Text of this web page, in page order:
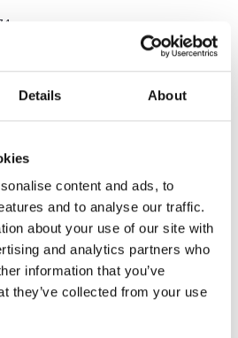
Details About
content and ads, to
and to analyse our traffic.
about your use of our site with
and analytics partners who
information that you’ve
they’ve collected from your use
Necklace 3mm Chain 40-